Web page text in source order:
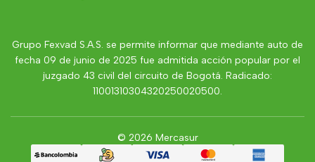
Grupo Fexvad S.A.S. se permite informar que mediante auto de
fecha 09 de junio de 2025 fue admitida acción popular por el
juzgado 43 civil del circuito de Bogotá. Radicado:
11001310304320250020500.
© 2026 Mercasur